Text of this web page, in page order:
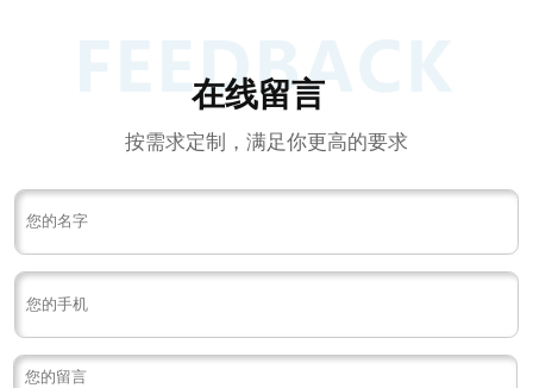
在线留言
按需求定制，满足你更高的要求